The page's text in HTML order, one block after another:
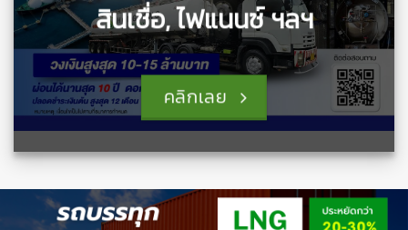
สินเชื่อ, ไฟแนนซ์ ฯลฯ
คลิกเลย